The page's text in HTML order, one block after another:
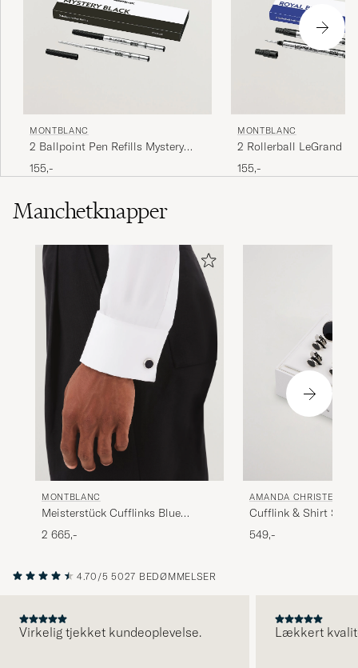
MONTBLANC
2 Ballpoint Pen Refills Mystery
Black
155,-
MONTBLANC
2 Rollerball LeGrand
Royal Blue
155,-
Manchetknapper
MONTBLANC
Meisterstück Cufflinks Blue
Goldstone
2 665,-
AMANDA
Cufflink & Shirt
Black/Silver
549,-
4.70/5 5027 BEDØMMELSER
Virkelig tjekket kundeoplevelse. Lækkert